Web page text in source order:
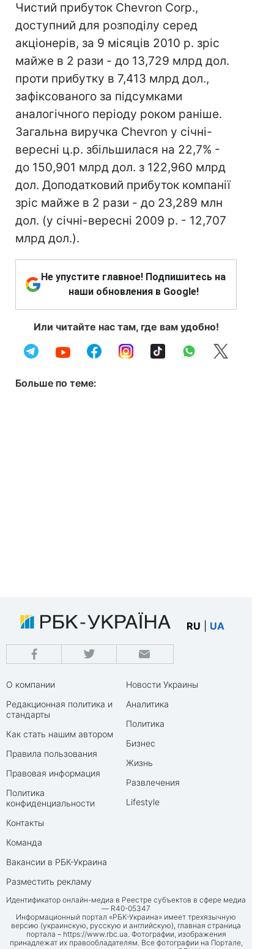
Чистий прибуток Chevron Corp.,
доступний для розподілу серед
акціонерів, за 9 місяців 2010 р. зріс
майже в 2 рази - до 13,729 млрд дол.
проти прибутку в 7,413 млрд дол.,
зафіксованого за підсумками
аналогічного періоду роком раніше.
Загальна виручка Chevron у січні-
вересні ц.р. збільшилася на 22,7% -
до 150,901 млрд дол. з 122,960 млрд
дол. Доподатковий прибуток компанії
зріс майже в 2 рази - до 23,289 млн
дол. (у січні-вересні 2009 р. - 12,707
млрд дол.).
Не упустите главное! Подпишитесь на
наши обновления в Google!
Или читайте нас там, где вам удобно!
Больше по теме:
RU UA
О компании
Редакционная политика и
стандарты
Как стать нашим автором
Правила пользования
Правовая информация
Политика
конфиденциальности
Контакты
Команда
Вакансии в РБК-Украина
Разместить рекламу
Новости Украины
Аналитика
Политика
Бизнес
Жизнь
Развлечения
Lifestyle
Идентификатор онлайн-медиа в Реестре субъектов в сфере медиа
— R40-05347
Информационный портал «РБК-Украина» имеет трехязычную
версию (украинскую, русскую и английскую), главная страница
портала – https://www.rbc.ua. Фотографии, изображения
принадлежат их правообладателям. Все фотографии на Портале,